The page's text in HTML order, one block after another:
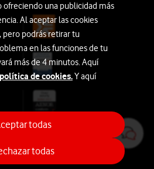
ofreciendo una publicidad más
Al aceptar las cookies
pero podrás retirar tu
en las funciones de tu
más de 4 minutos. Aquí
de cookies.Y aquí
todas
todas